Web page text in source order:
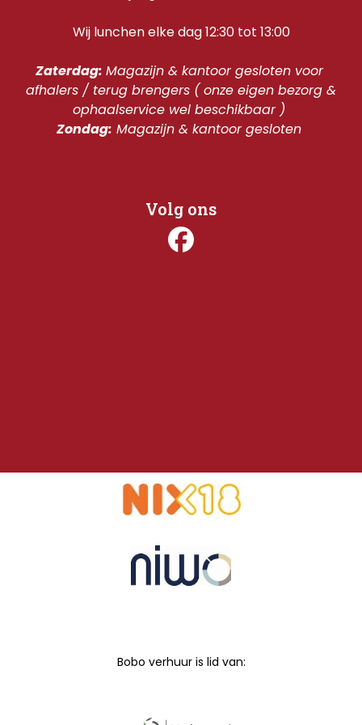
Wij lunchen elke dag 12:30 tot 13:00
Zaterdag: Magazijn & kantoor gesloten voor
afhalers / terug brengers ( onze eigen bezorg &
ophaalservice wel beschikbaar )
Zondag: Magazijn & kantoor gesloten
Volg ons
Bobo verhuur is lid van: